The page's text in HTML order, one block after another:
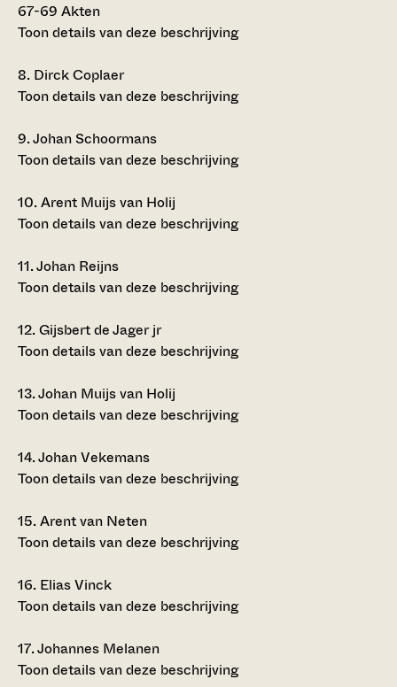
67-69 Akten
Toon details van deze beschrijving
8. Dirck Coplaer
Toon details van deze beschrijving
9.Johan Schoormans
Toon details van deze beschrijving
10.Arent Muijs van Holij
Toon details van deze beschrijving
11.Johan Reijns
Toon details van deze beschrijving
12.Gijsbert de Jager jr
Toon details van deze beschrijving
13.Johan Muijs van Holij
Toon details van deze beschrijving
14.Johan Vekemans
Toon details van deze beschrijving
15.Arent van Neten
Toon details van deze beschrijving
16. Elias Vinck
Toon details van deze beschrijving
17.Johannes Melanen
Toon details van deze beschrijving